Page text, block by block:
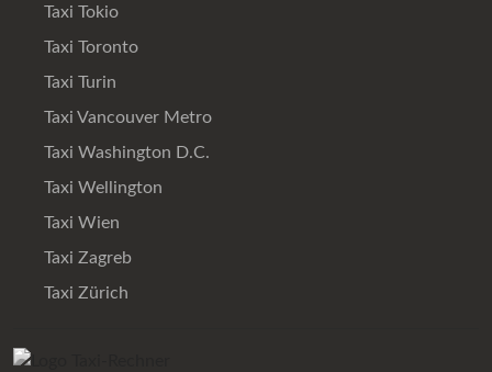
Taxi Tokio
Taxi Toronto
Taxi Turin
Taxi Vancouver Metro
Taxi Washington D.C.
Taxi Wellington
Taxi Wien
Taxi Zagreb
Taxi Zürich